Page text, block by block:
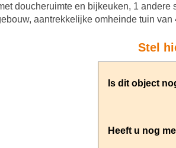
doucheruimte en bijkeuken, 1
aantrekkelijke omheinde tuin
Stel